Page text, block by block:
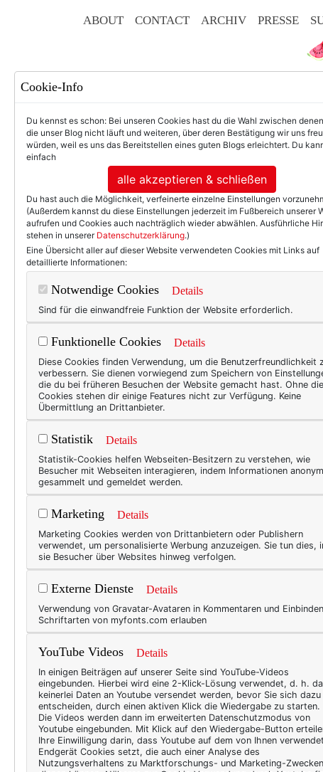
ABOUT CONTACT ARCHIV PRESSE
Einträge
15
die
Als
der
„Was
Ich
Cookie-Info
Du kennst es schon: Bei unseren Cookies hast du die Wahl zwischen
die unser Blog nicht läuft und weiteren, über deren Bestätigung wir uns
würden, weil es uns das Bereitstellen eines guten Blogs erleichtert. Du
einfach
alle akzeptieren & schließen
Du hast auch die Möglichkeit, verfeinerte einzelne Einstellungen
(Außerdem kannst du diese Einstellungen jederzeit im Fußbereich unserer
aufrufen und Cookies auch nachträglich wieder abwählen. Ausführliche
stehen in unserer Datenschutzerklärung.)
Eine Übersicht aller auf dieser Website verwendeten Cookies mit Links auf
detaillierte Informationen:
Notwendige Cookies Details
Sind für die einwandfreie Funktion der Website erforderlich.
Funktionelle Cookies Details
Diese Cookies finden Verwendung, um die Benutzerfreundlichkeit
verbessern. Sie dienen vorwiegend zum Speichern von
die du bei früheren Besuchen der Website gemacht hast. Ohne
Cookies stehen dir einige Features nicht zur Verfügung. Keine
Übermittlung an Drittanbieter.
Statistik Details
Statistik-Cookies helfen Webseiten-Besitzern zu verstehen, wie
Besucher mit Webseiten interagieren, indem Informationen anonym
gesammelt und gemeldet werden.
Marketing Details
Marketing Cookies werden von Drittanbietern oder Publishern
verwendet, um personalisierte Werbung anzuzeigen. Sie tun dies,
sie Besucher über Websites hinweg verfolgen.
Externe Dienste Details
Verwendung von Gravatar-Avataren in Kommentaren und
Schriftarten von myfonts.com erlauben
YouTube Videos Details
In einigen Beiträgen auf unserer Seite sind YouTube-Videos
eingebunden. Hierbei wird eine 2-Klick-Lösung verwendet, d. h.
keinerlei Daten an Youtube versendet werden, bevor Sie sich dazu
entscheiden, durch einen aktiven Klick die Wiedergabe zu starten.
Die Videos werden dann im erweiterten Datenschutzmodus von
Youtube eingebunden. Mit Klick auf den Wiedergabe-Button
Ihre Einwilligung darin, dass Youtube auf dem von Ihnen
Endgerät Cookies setzt, die auch einer Analyse des
Nutzungsverhaltens zu Marktforschungs- und Marketing-Zwecken